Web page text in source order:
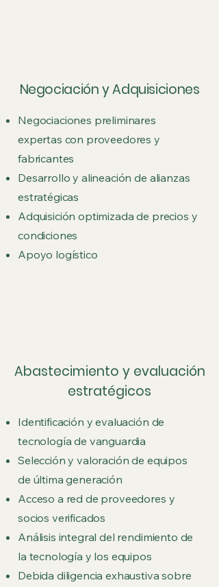
Negociación y Adquisiciones
Negociaciones preliminares
expertas con proveedores y
fabricantes
Desarrollo y alineación de alianzas
estratégicas
Adquisición optimizada de precios y
condiciones
Apoyo logístico
Abastecimiento y evaluación
estratégicos
Identificación y evaluación de
tecnología de vanguardia
Selección y valoración de equipos
de última generación
Acceso a red de proveedores y
socios verificados
Análisis integral del rendimiento de
la tecnología y los equipos
Debida diligencia exhaustiva sobre